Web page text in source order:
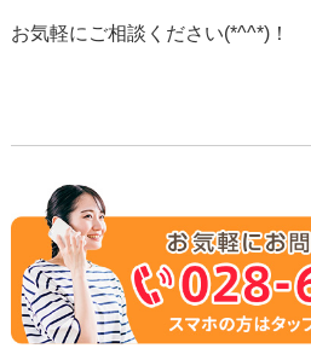
お気軽にご相談ください(*^^*)！